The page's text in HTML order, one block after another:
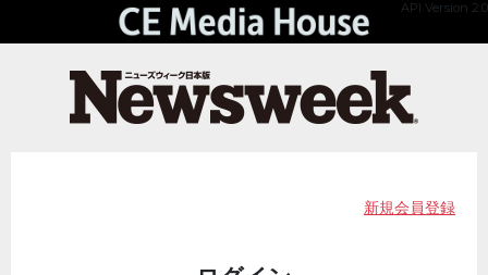
API Version 2.0
新規会員登録